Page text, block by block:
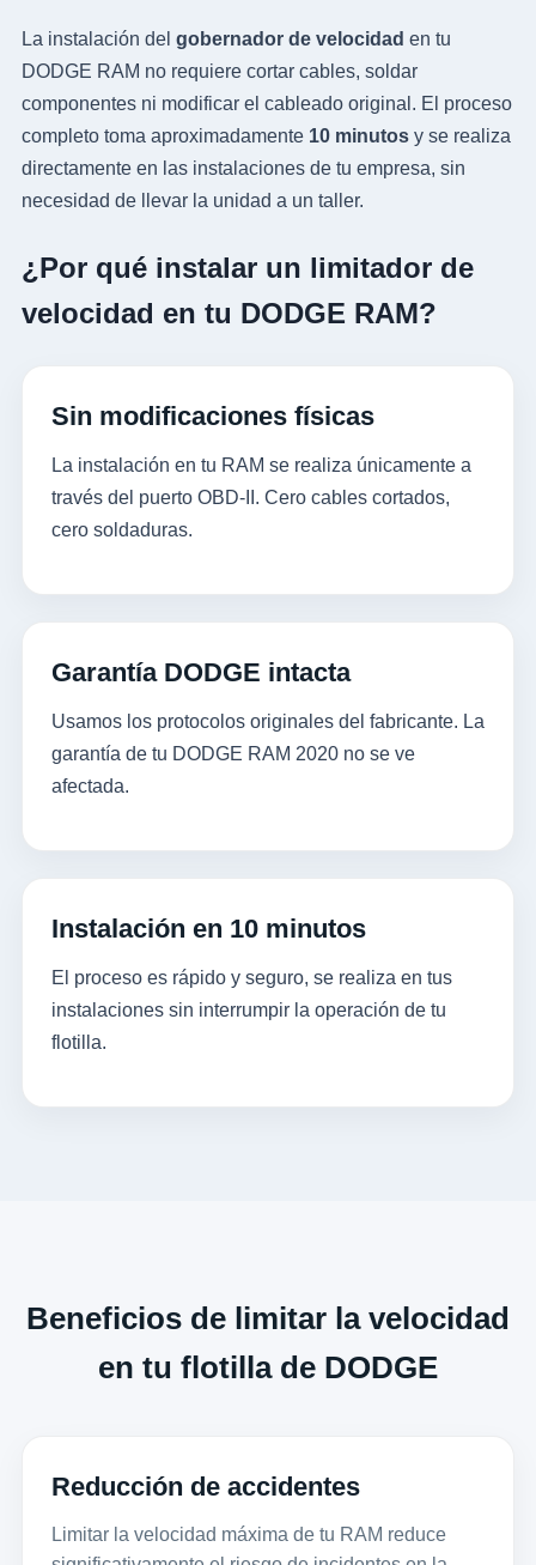
La instalación del gobernador de velocidad en tu
DODGE RAM no requiere cortar cables, soldar
componentes ni modificar el cableado original. El proceso
completo toma aproximadamente 10 minutosy se realiza
directamente en las instalaciones de tu empresa, sin
necesidad de llevar la unidad a un taller.
¿Por qué instalar un limitador de
velocidad en tu DODGE RAM?
Sin modificaciones físicas
La instalación en tu RAM se realiza únicamente a
través del puerto OBD-II. Cero cables cortados,
cero soldaduras.
Garantía DODGE intacta
Usamos los protocolos originales del fabricante. La
garantía de tu DODGE RAM 2020 no se ve
afectada.
Instalación en 10 minutos
El proceso es rápido y seguro, se realiza en tus
instalaciones sin interrumpir la operación de tu
flotilla.
Beneficios de limitar la velocidad
en tu flotilla de DODGE
Reducción de accidentes
Limitar la velocidad máxima de tu RAM reduce